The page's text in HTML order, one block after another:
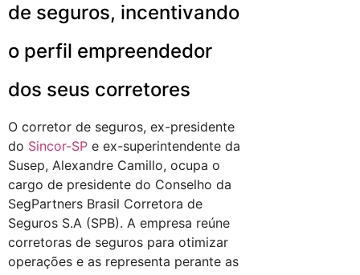
de seguros, incentivando
o perfil empreendedor
dos seus corretores
O corretor de seguros, ex-presidente
do Sincor-SP e ex-superintendente da
Susep, Alexandre Camillo, ocupa o
cargo de presidente do Conselho da
SegPartners Brasil Corretora de
Seguros S.A (SPB). A empresa reúne
corretoras de seguros para otimizar
operações e as representa perante as